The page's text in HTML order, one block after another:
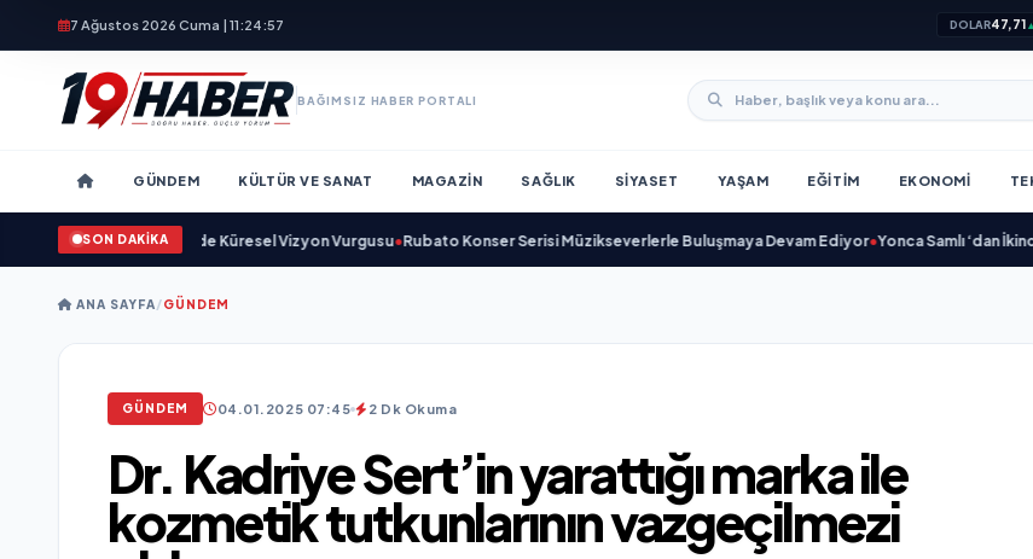
7 Ağustos 2026 Cuma | 11:24:59 DOLAR47,71
BAĞIMSIZ HABER PORTALI
GÜNDEM KÜLTÜR VE SANAT MAGAZIN SAĞLIK SIYASET YAŞAM EĞITIM EKONOMI
SON DAKİKA
Savunma Sanayinde Küresel Vizyon Vurgusu•Rubato Konser Serisi Müzikseverlerle Buluşmaya Devam Ediyor•Yonca Samlı ‘dan İkinci Tekli
ANA SAYFA/GÜNDEM
GÜNDEM 04.01.2025 07:45 2 Dk Okuma
Dr. Kadriye Sert’in yarattığı marka ile
kozmetik tutkunlarının vazgeçilmezi